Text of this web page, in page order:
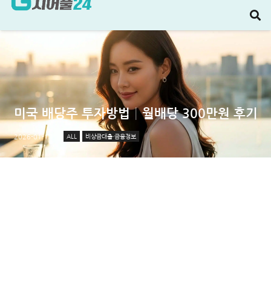
미국 배당주 투자방법│월배당 300만원 후기
2026-01-17 ALL 비상금대출·금융정보